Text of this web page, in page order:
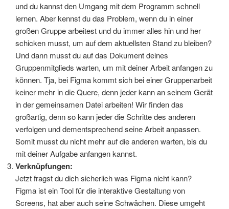
und du kannst den Umgang mit dem Programm schnell
lernen. Aber kennst du das Problem, wenn du in einer
großen Gruppe arbeitest und du immer alles hin und her
schicken musst, um auf dem aktuellsten Stand zu bleiben?
Und dann musst du auf das Dokument deines
Gruppenmitglieds warten, um mit deiner Arbeit anfangen zu
können. Tja, bei Figma kommt sich bei einer Gruppenarbeit
keiner mehr in die Quere, denn jeder kann an seinem Gerät
in der gemeinsamen Datei arbeiten! Wir finden das
großartig, denn so kann jeder die Schritte des anderen
verfolgen und dementsprechend seine Arbeit anpassen.
Somit musst du nicht mehr auf die anderen warten, bis du
mit deiner Aufgabe anfangen kannst.
Verknüpfungen:
Jetzt fragst du dich sicherlich was Figma nicht kann?
Figma ist ein Tool für die interaktive Gestaltung von
Screens, hat aber auch seine Schwächen. Diese umgeht